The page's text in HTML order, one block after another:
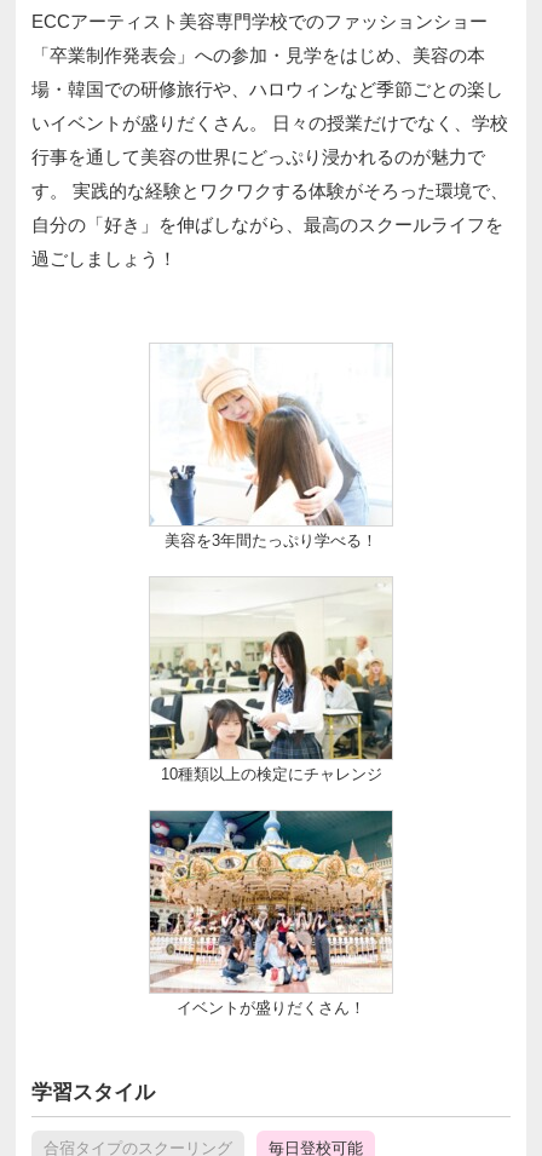
ECCアーティスト美容専門学校でのファッションショー
「卒業制作発表会」への参加・見学をはじめ、美容の本
場・韓国での研修旅行や、ハロウィンなど季節ごとの楽し
いイベントが盛りだくさん。 日々の授業だけでなく、学校
行事を通して美容の世界にどっぷり浸かれるのが魅力で
す。 実践的な経験とワクワクする体験がそろった環境で、
自分の「好き」を伸ばしながら、最高のスクールライフを
過ごしましょう！
美容を3年間たっぷり学べる！
10種類以上の検定にチャレンジ
イベントが盛りだくさん！
学習スタイル
合宿タイプのスクーリング 毎日登校可能